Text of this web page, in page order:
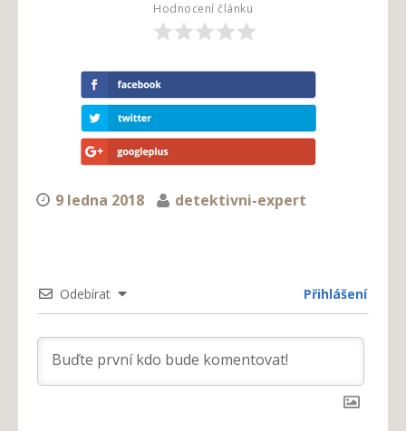
Hodnocení článku
9 ledna 2018 detektivni-expert
Odebírat Přihlášení